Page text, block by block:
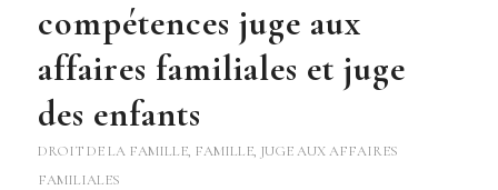
compétences juge aux
affaires familiales et juge
des enfants
DROIT DE LA FAMILLE, FAMILLE, JUGE AUX AFFAIRES
FAMILIALES